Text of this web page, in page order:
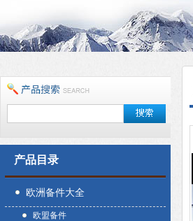
产品目录
欧洲备件大全
欧盟备件